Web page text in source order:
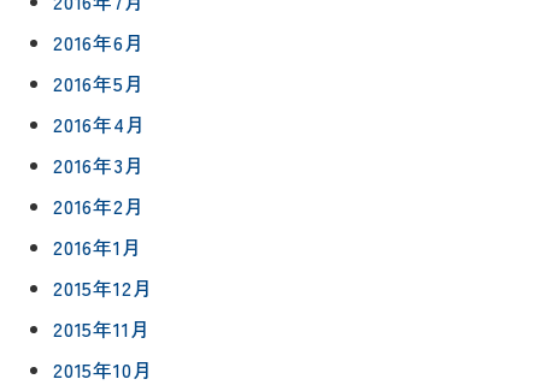
2016年6月
2016年5月
2016年4月
2016年3月
2016年2月
2016年1月
2015年12月
2015年11月
2015年10月